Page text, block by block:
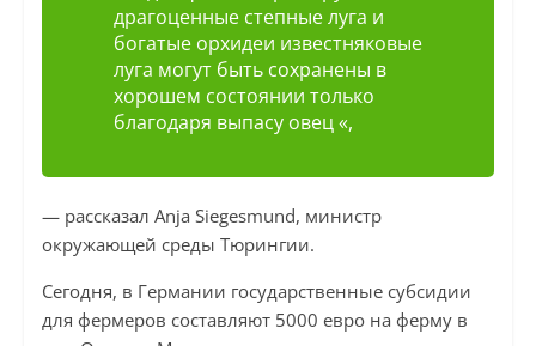
драгоценные степные луга и
богатые орхидеи известняковые
луга могут быть сохранены в
хорошем состоянии только
благодаря выпасу овец «,
— рассказал Anja Siegesmund, министр
окружающей среды Тюрингии.
Сегодня, в Германии государственные субсидии
для фермеров составляют 5000 евро на ферму в